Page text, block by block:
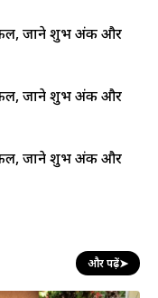
जाने शुभ अंक और
जाने शुभ अंक और
जाने शुभ अंक और
और पढ़ें➤